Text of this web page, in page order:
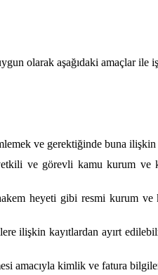
olarak aşağıdaki amaçlar ile
ve gerektiğinde buna
ve görevli kamu kurum
heyeti gibi resmi kurum
ilişkin kayıtlardan ayırt
amacıyla kimlik ve fatura